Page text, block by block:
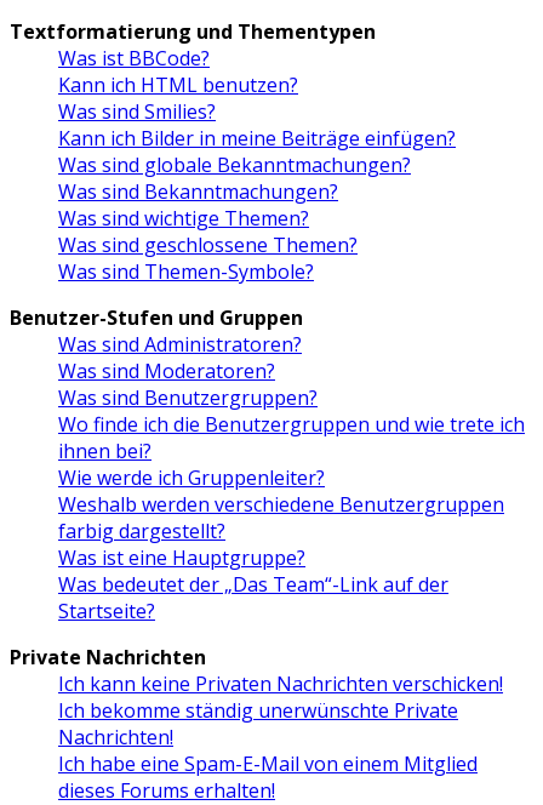
Textformatierung und Thementypen
Was ist BBCode?
Kann ich HTML benutzen?
Was sind Smilies?
Kann ich Bilder in meine Beiträge einfügen?
Was sind globale Bekanntmachungen?
Was sind Bekanntmachungen?
Was sind wichtige Themen?
Was sind geschlossene Themen?
Was sind Themen-Symbole?
Benutzer-Stufen und Gruppen
Was sind Administratoren?
Was sind Moderatoren?
Was sind Benutzergruppen?
Wo finde ich die Benutzergruppen und wie trete ich
ihnen bei?
Wie werde ich Gruppenleiter?
Weshalb werden verschiedene Benutzergruppen
farbig dargestellt?
Was ist eine Hauptgruppe?
Was bedeutet der „Das Team“-Link auf der
Startseite?
Private Nachrichten
Ich kann keine Privaten Nachrichten verschicken!
Ich bekomme ständig unerwünschte Private
Nachrichten!
Ich habe eine Spam-E-Mail von einem Mitglied
dieses Forums erhalten!